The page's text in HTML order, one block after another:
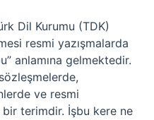
Dil Kurumu (TDK)
resmi yazışmalarda
anlamına gelmektedir.
ve resmi
bir terimdir. İşbu kere ne